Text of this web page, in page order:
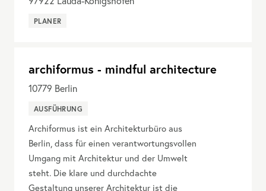
PLANER
archiformus - mindful architecture
10779 Berlin
AUSFÜHRUNG
Archiformus ist ein Architekturbüro aus
Berlin, dass für einen verantwortungsvollen
Umgang mit Architektur und der Umwelt
steht. Die klare und durchdachte
Gestaltung unserer Architektur ist die